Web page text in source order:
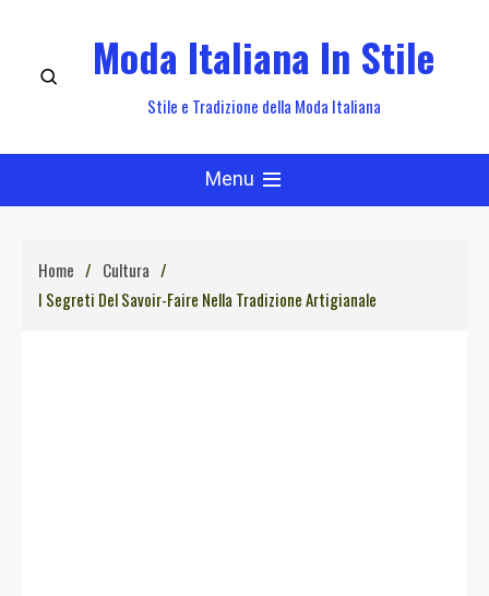
content
Moda Italiana In Stile
Stile e Tradizione della Moda Italiana
Menu
Home
Cultura
I Segreti Del Savoir-Faire Nella Tradizione Artigianale